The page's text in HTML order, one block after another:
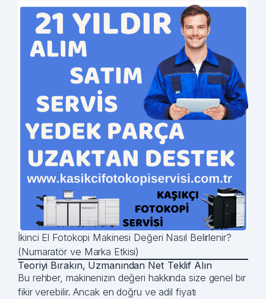
İkinci El Fotokopi Makinesi Değeri Nasıl Belirlenir?
(Numaratör ve Marka Etkisi)
Teoriyi Bırakın, Uzmanından Net Teklif Alın
Bu rehber, makinenizin değeri hakkında size genel bir
fikir verebilir. Ancak en doğru ve adil fiyatı